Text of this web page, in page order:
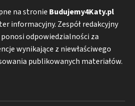
na stronie Budujemy4Katy.pl
informacyjny. Zespół redakcyjny
odpowiedzialności za
wynikające z niewłaściwego
publikowanych materiałów.